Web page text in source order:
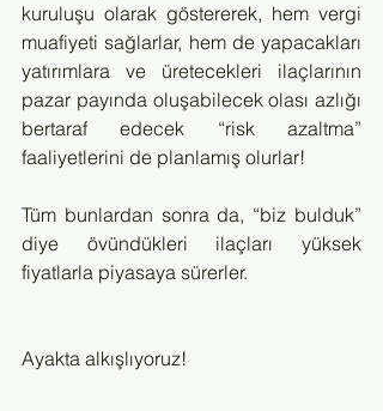
kuruluşu olarak göstererek, hem vergi
muafiyeti sağlarlar, hem de yapacakları
yatırımlara ve üretecekleri ilaçlarının
pazar payında oluşabilecek olası azlığı
bertaraf edecek “risk azaltma”
faaliyetlerini de planlamış olurlar!
Tüm bunlardan sonra da, “biz bulduk”
diye övündükleri ilaçları yüksek
fiyatlarla piyasaya sürerler.
Ayakta alkışlıyoruz!